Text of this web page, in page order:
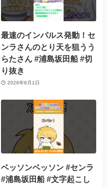
最速のインパルス発動！セ
ンラさんのとり天を狙うう
らたさん #浦島坂田船 #切
り抜き
2026年8月1日
ベッソンベッソン #センラ
#浦島坂田船 #文字起こし